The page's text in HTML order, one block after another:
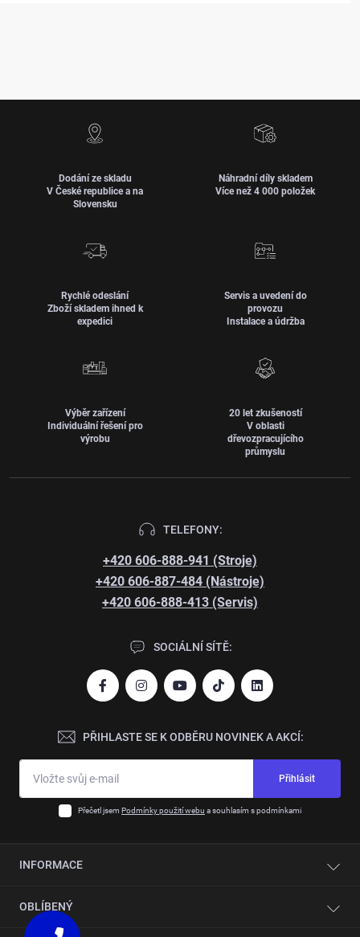
Dodání ze skladu
V České republice a na
Slovensku
Náhradní díly skladem
Více než 4 000 položek
Rychlé odeslání
Zboží skladem ihned k
expedici
Servis a uvedení do
provozu
Instalace a údržba
Výběr zařízení
Individuální řešení pro
výrobu
20 let zkušeností
V oblasti
dřevozpracujícího
průmyslu
TELEFONY:
+420 606-888-941 (Stroje)
+420 606-887-484 (Nástroje)
+420 606-888-413 (Servis)
SOCIÁLNÍ SÍTĚ:
PŘIHLASTE SE K ODBĚRU NOVINEK A AKCÍ:
Přihlásit
Přečetl jsem Podmínky použití webu a souhlasím s podmínkami
INFORMACE
O společnosti
OBLÍBENÝ